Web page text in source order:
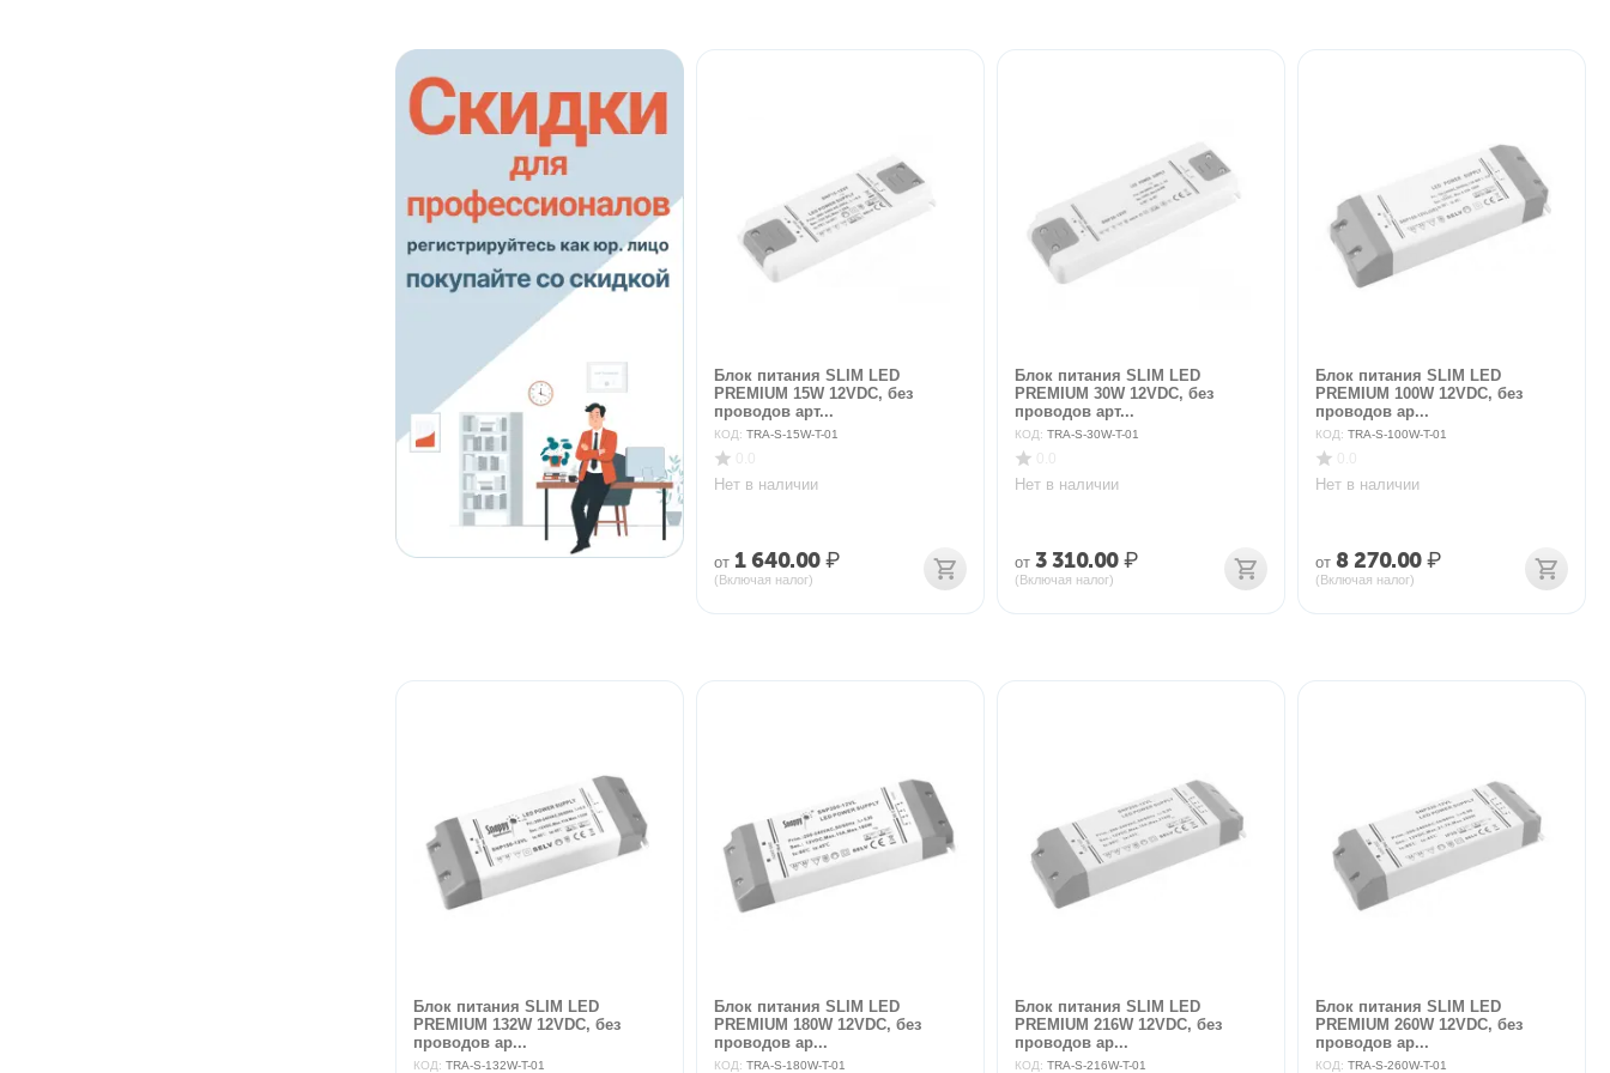
Блок питания SLIM LED
PREMIUM 15W 12VDC, без
проводов арт...
КОД: TRA-S-15W-T-01
Нет в наличии
от 1 640.00₽
(Включая налог)
Блок питания SLIM LED
PREMIUM 30W 12VDC, без
проводов арт...
КОД: TRA-S-30W-T-01
Нет в наличии
от 3 310.00₽
(Включая налог)
Блок питания SLIM LED
PREMIUM 100W 12VDC, без
проводов ар...
КОД: TRA-S-100W-T-01
Нет в наличии
от 8 270.00₽
(Включая налог)
Блок питания SLIM LED
PREMIUM 132W 12VDC, без
проводов ар...
КОД: TRA-S-132W-T-01
Блок питания SLIM LED
PREMIUM 180W 12VDC, без
проводов ар...
КОД: TRA-S-180W-T-01
Блок питания SLIM LED
PREMIUM 216W 12VDC, без
проводов ар...
КОД: TRA-S-216W-T-01
Блок питания SLIM LED
PREMIUM 260W 12VDC, без
проводов ар...
КОД: TRA-S-260W-T-01